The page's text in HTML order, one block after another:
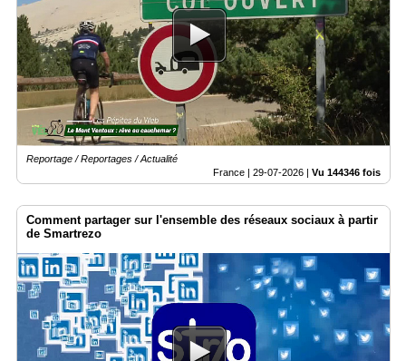
Place
de
Marché
Circuit-
Court
Annuaire
Agenda
Partenaires
Accès
éditeur
Accès
administration
boutique
Reportage / Reportages / Actualité
France | 29-07-2026 | Vu 144346 fois
Comment partager sur l'ensemble des réseaux sociaux à partir
de Smartrezo